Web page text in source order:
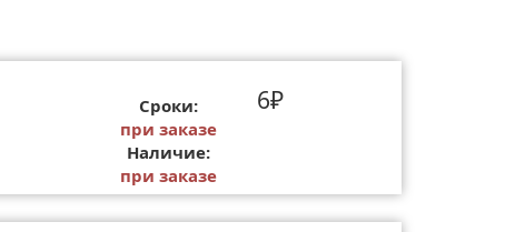
Сроки:
при заказе
Наличие:
при заказе
6₽